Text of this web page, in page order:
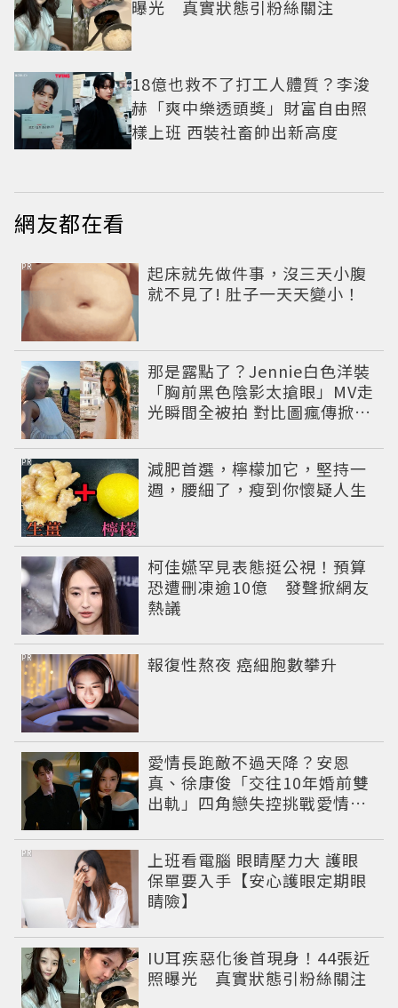
曝光 真實狀態引粉絲關注
18億也救不了打工人體質？李浚
赫「爽中樂透頭獎」財富自由照
樣上班 西裝社畜帥出新高度
網友都在看
起床就先做件事，沒三天小腹
就不見了! 肚子一天天變小！
PR
那是露點了？Jennie白色洋裝
「胸前黑色陰影太搶眼」MV走
光瞬間全被拍 對比圖瘋傳掀論
減肥首選，檸檬加它，堅持一
週，腰細了，瘦到你懷疑人生
PR
柯佳嬿罕見表態挺公視！預算
恐遭刪凍逾10億 發聲掀網友
熱議
報復性熬夜 癌細胞數攀升
PR
愛情長跑敵不過天降？安恩
真、徐康俊「交往10年婚前雙
出軌」四角戀失控挑戰愛情底
上班看電腦 眼睛壓力大 護眼
保單要入手【安心護眼定期眼
睛險】
PR
IU耳疾惡化後首現身！44張近
照曝光 真實狀態引粉絲關注